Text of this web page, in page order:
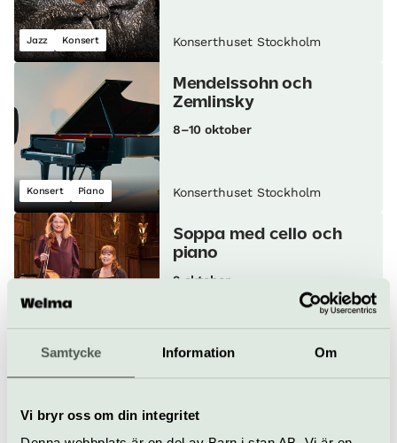
Samtycke Information Om
Vi bryr oss om din integritet
Jazz Konsert Konserthuset Stockholm
Konsert Piano
Mendelssohn och
Zemlinsky
8–10 oktober
Konserthuset Stockholm
Soppa med cello och
piano
9 oktober
10 oktober